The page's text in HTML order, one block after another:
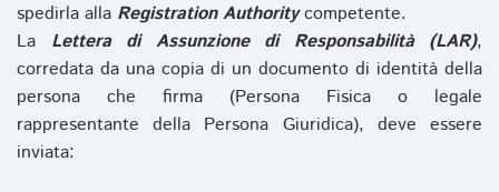
spedirla alla Registration Authoritycompetente.
La Lettera di Assunzione di Responsabilità (LAR),
corredata da una copia di un documento di identità della
persona che firma (Persona Fisica o legale
rappresentante della Persona Giuridica), deve essere
inviata: